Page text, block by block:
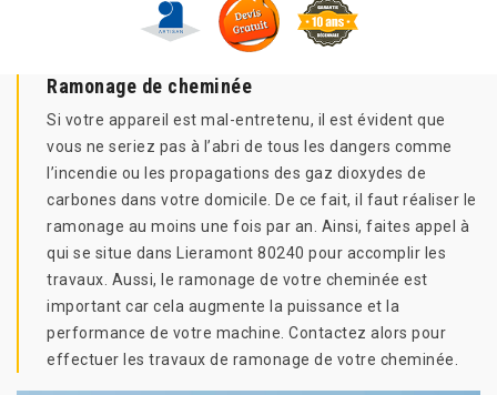
Ramonage de cheminée
Si votre appareil est mal-entretenu, il est évident que
vous ne seriez pas à l’abri de tous les dangers comme
l’incendie ou les propagations des gaz dioxydes de
carbones dans votre domicile. De ce fait, il faut réaliser le
ramonage au moins une fois par an. Ainsi, faites appel à
qui se situe dans Lieramont 80240 pour accomplir les
travaux. Aussi, le ramonage de votre cheminée est
important car cela augmente la puissance et la
performance de votre machine. Contactez alors pour
effectuer les travaux de ramonage de votre cheminée.